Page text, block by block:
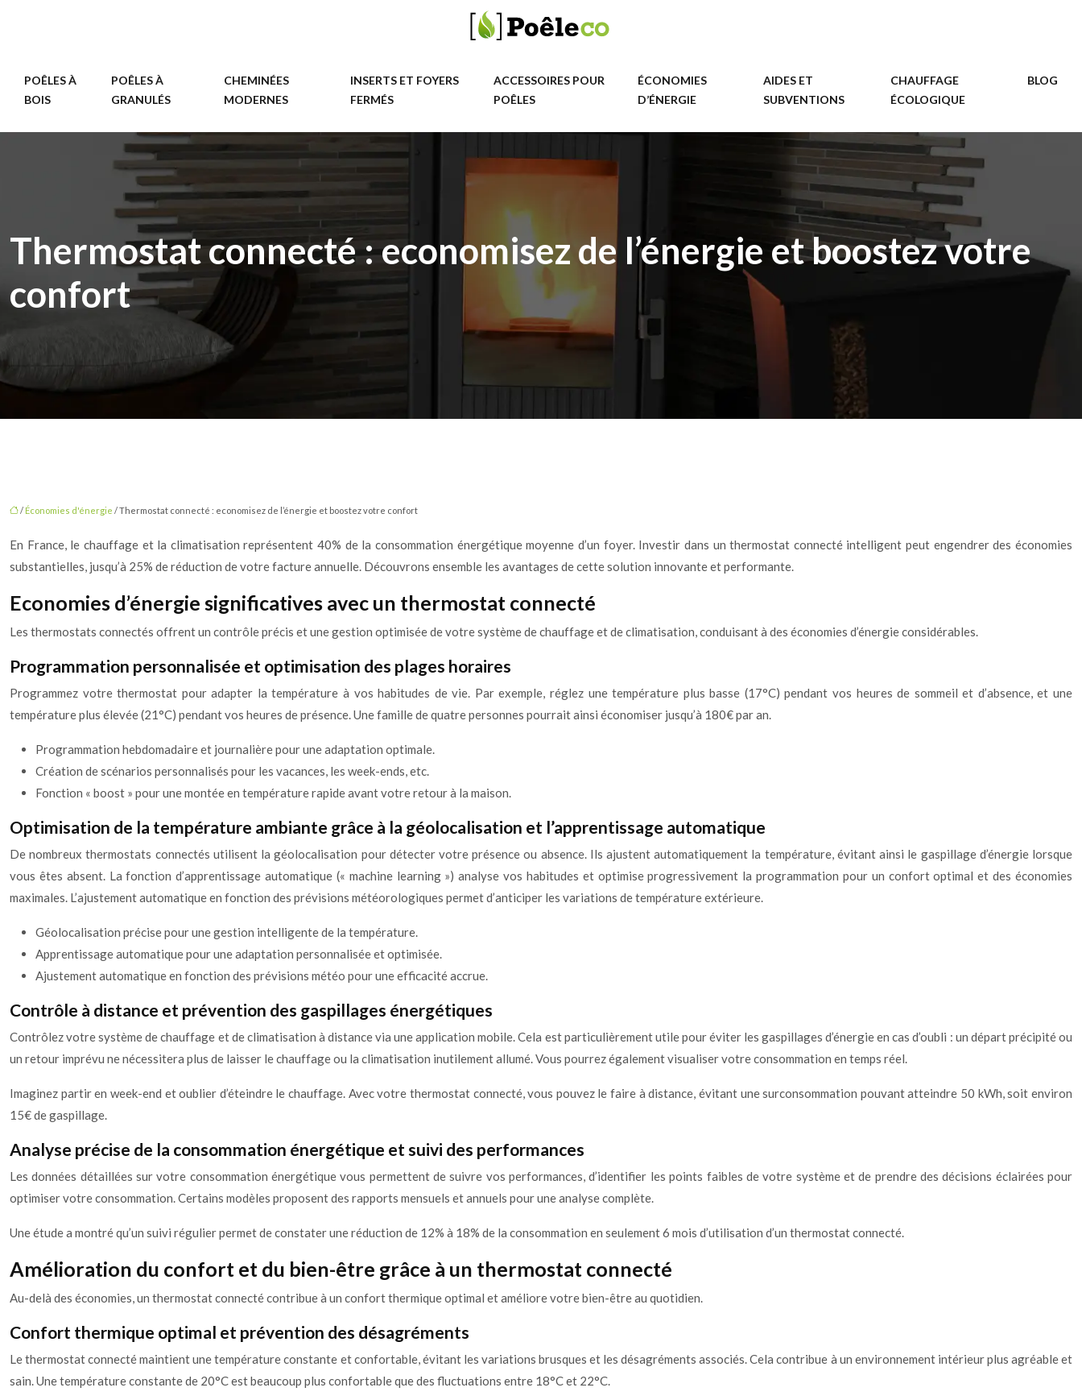
POÊLES À
BOIS
POÊLES À
GRANULÉS
CHEMINÉES
MODERNES
INSERTS ET FOYERS
FERMÉS
ACCESSOIRES POUR
POÊLES
ÉCONOMIES
D’ÉNERGIE
AIDES ET
SUBVENTIONS
CHAUFFAGE
ÉCOLOGIQUE
BLOG
Thermostat connecté : economisez de l’énergie et boostez votre
confort
/ Économies d'énergie / Thermostat connecté : economisez de l’énergie et boostez votre confort
En France, le chauffage et la climatisation représentent 40% de la consommation énergétique moyenne d’un foyer. Investir dans un thermostat connecté intelligent peut engendrer des économies
substantielles, jusqu’à 25% de réduction de votre facture annuelle. Découvrons ensemble les avantages de cette solution innovante et performante.
Economies d’énergie significatives avec un thermostat connecté
Les thermostats connectés offrent un contrôle précis et une gestion optimisée de votre système de chauffage et de climatisation, conduisant à des économies d’énergie considérables.
Programmation personnalisée et optimisation des plages horaires
Programmez votre thermostat pour adapter la température à vos habitudes de vie. Par exemple, réglez une température plus basse (17°C) pendant vos heures de sommeil et d’absence, et une
température plus élevée (21°C) pendant vos heures de présence. Une famille de quatre personnes pourrait ainsi économiser jusqu’à 180€ par an.
Programmation hebdomadaire et journalière pour une adaptation optimale.
Création de scénarios personnalisés pour les vacances, les week-ends, etc.
Fonction « boost » pour une montée en température rapide avant votre retour à la maison.
Optimisation de la température ambiante grâce à la géolocalisation et l’apprentissage automatique
De nombreux thermostats connectés utilisent la géolocalisation pour détecter votre présence ou absence. Ils ajustent automatiquement la température, évitant ainsi le gaspillage d’énergie lorsque
vous êtes absent. La fonction d’apprentissage automatique (« machine learning ») analyse vos habitudes et optimise progressivement la programmation pour un confort optimal et des économies
maximales. L’ajustement automatique en fonction des prévisions météorologiques permet d’anticiper les variations de température extérieure.
Géolocalisation précise pour une gestion intelligente de la température.
Apprentissage automatique pour une adaptation personnalisée et optimisée.
Ajustement automatique en fonction des prévisions météo pour une efficacité accrue.
Contrôle à distance et prévention des gaspillages énergétiques
Contrôlez votre système de chauffage et de climatisation à distance via une application mobile. Cela est particulièrement utile pour éviter les gaspillages d’énergie en cas d’oubli : un départ précipité ou
un retour imprévu ne nécessitera plus de laisser le chauffage ou la climatisation inutilement allumé. Vous pourrez également visualiser votre consommation en temps réel.
Imaginez partir en week-end et oublier d’éteindre le chauffage. Avec votre thermostat connecté, vous pouvez le faire à distance, évitant une surconsommation pouvant atteindre 50 kWh, soit environ
15€ de gaspillage.
Analyse précise de la consommation énergétique et suivi des performances
Les données détaillées sur votre consommation énergétique vous permettent de suivre vos performances, d’identifier les points faibles de votre système et de prendre des décisions éclairées pour
optimiser votre consommation. Certains modèles proposent des rapports mensuels et annuels pour une analyse complète.
Une étude a montré qu’un suivi régulier permet de constater une réduction de 12% à 18% de la consommation en seulement 6 mois d’utilisation d’un thermostat connecté.
Amélioration du confort et du bien-être grâce à un thermostat connecté
Au-delà des économies, un thermostat connecté contribue à un confort thermique optimal et améliore votre bien-être au quotidien.
Confort thermique optimal et prévention des désagréments
Le thermostat connecté maintient une température constante et confortable, évitant les variations brusques et les désagréments associés. Cela contribue à un environnement intérieur plus agréable et
sain. Une température constante de 20°C est beaucoup plus confortable que des fluctuations entre 18°C et 22°C.